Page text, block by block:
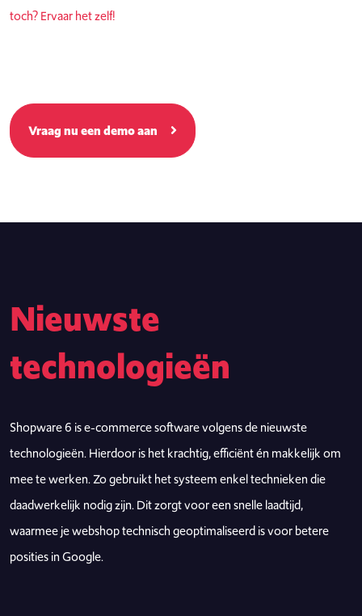
toch? Ervaar het zelf!
Vraag nu een demo aan
Nieuwste
technologieën
Shopware 6 is e-commerce software volgens de nieuwste
technologieën. Hierdoor is het krachtig, efficiënt én makkelijk om
mee te werken. Zo gebruikt het systeem enkel technieken die
daadwerkelijk nodig zijn. Dit zorgt voor een snelle laadtijd,
waarmee je webshop technisch geoptimaliseerd is voor betere
posities in Google.